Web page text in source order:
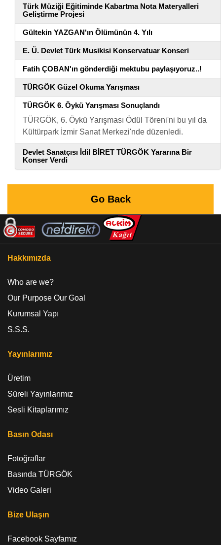
Türk Müziği Eğitiminde Kabartma Nota Materyalleri
Geliştirme Projesi
Gültekin YAZGAN'ın Ölümünün 4. Yılı
E. Ü. Devlet Türk Musikisi Konservatuar Konseri
Fatih ÇOBAN'ın gönderdiği mektubu paylaşıyoruz..!
TÜRGÖK Güzel Okuma Yarışması
TÜRGÖK 6. Öykü Yarışması Sonuçlandı
TÜRGÖK, 6. Öykü Yarışması Ödül Töreni'ni bu yıl da
Kültürpark İzmir Sanat Merkezi'nde düzenledi.
Devlet Sanatçısı İdil BİRET TÜRGÖK Yararına Bir
Konser Verdi
Go Back
Hakkımızda
Who are we?
Our Purpose Our Goal
Kurumsal Yapı
S.S.S.
Yayınlarımız
Üretim
Süreli Yayınlarımız
Sesli Kitaplarımız
Basın Odası
Fotoğraflar
Basında TÜRGÖK
Video Galeri
Bize Ulaşın
Facebook Sayfamız